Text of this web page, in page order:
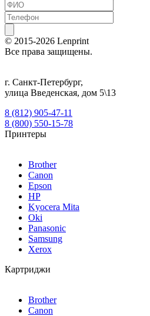
© 2015-2026 Lenprint
Все права защищены.
г. Санкт-Петербург,
улица Введенская, дом 5\13
8 (812) 905-47-11
8 (800) 550-15-78
Принтеры
Brother
Canon
Epson
HP
Kyocera Mita
Oki
Panasonic
Samsung
Xerox
Картриджи
Brother
Canon